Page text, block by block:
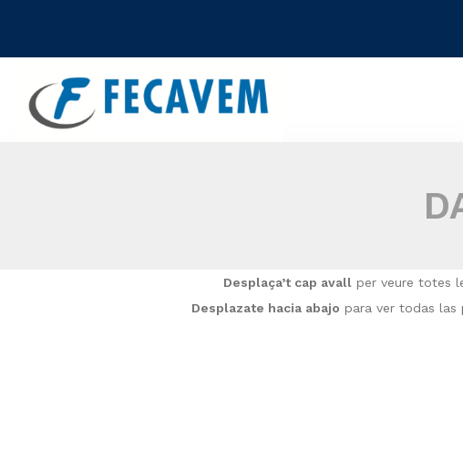
navigation
Desplaça’t cap avall per veure totes
Desplazate hacia abajo para ver todas las